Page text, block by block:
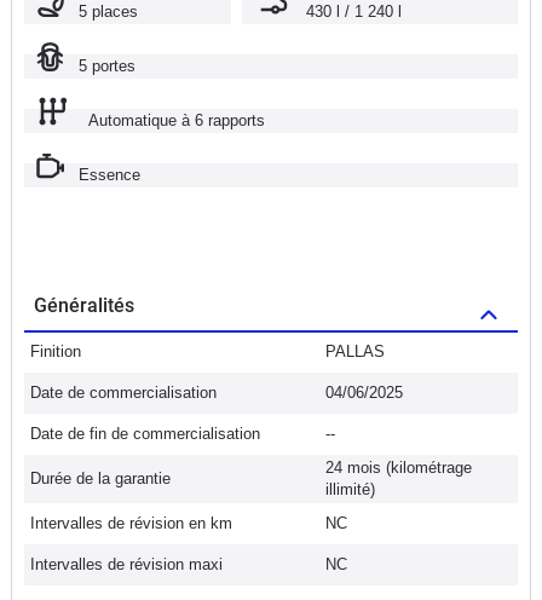
5 places 430 l / 1 240 l
5 portes
Automatique à 6 rapports
Essence
Généralités
Finition PALLAS
Date de commercialisation 04/06/2025
Date de fin de commercialisation --
Durée de la garantie
24 mois (kilométrage
illimité)
Intervalles de révision en km
NC
Intervalles de révision maxi NC